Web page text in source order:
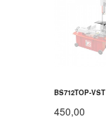
BS712TOP-VST
450,00